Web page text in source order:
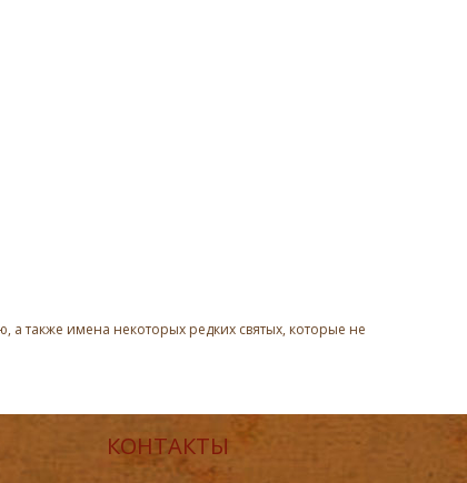
а также имена некоторых редких святых, которые не
КОНТАКТЫ